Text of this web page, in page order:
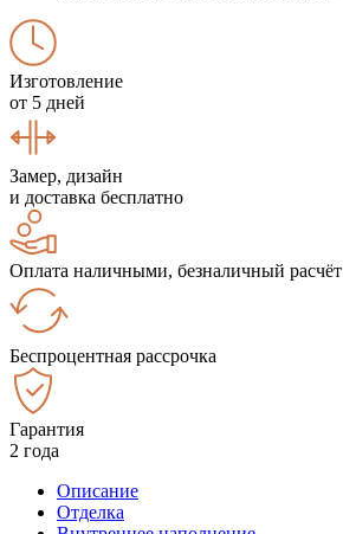
Изготовление
от 5 дней
Замер, дизайн
и доставка бесплатно
Оплата наличными, безналичный расчёт
Беспроцентная рассрочка
Гарантия
2 года
Описание
Отделка